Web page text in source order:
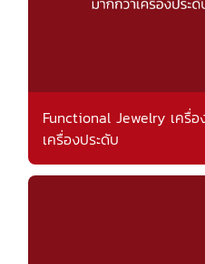
Functional Jewelry เครื่
เครื่องประดับ